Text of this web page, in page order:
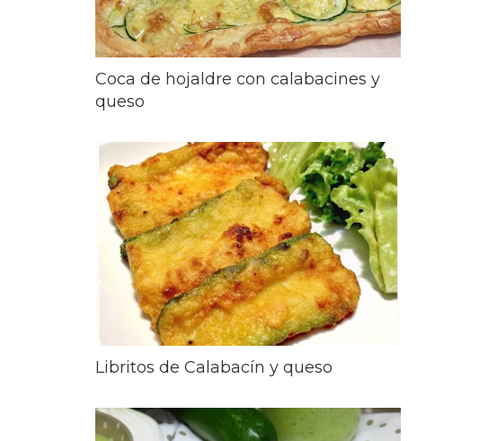
Coca de hojaldre con calabacines y
queso
Libritos de Calabacín y queso